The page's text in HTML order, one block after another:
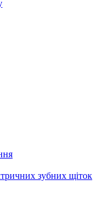
зубних щіток